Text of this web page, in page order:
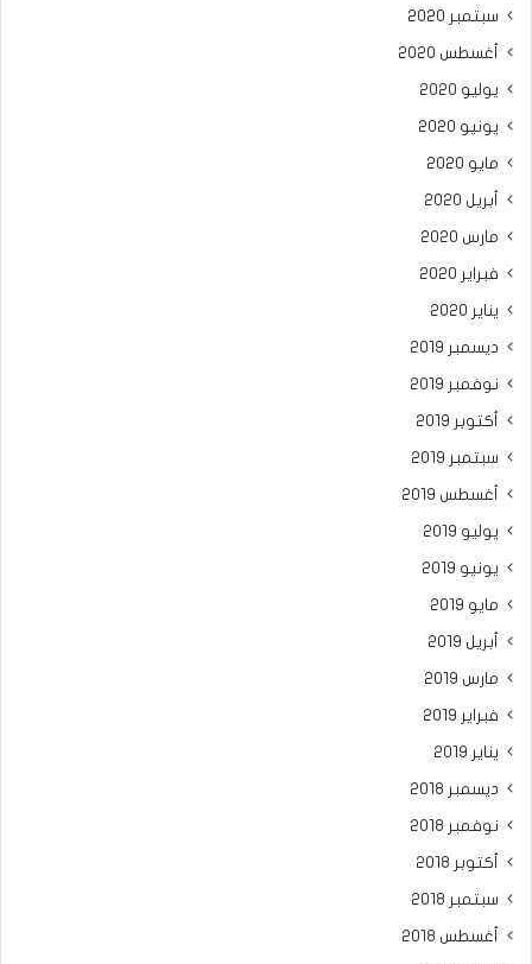
سبتمبر 2020
أغسطس 2020
يوليو 2020
يونيو 2020
مايو 2020
أبريل 2020
مارس 2020
فبراير 2020
يناير 2020
ديسمبر 2019
نوفمبر 2019
أكتوبر 2019
سبتمبر 2019
أغسطس 2019
يوليو 2019
يونيو 2019
مايو 2019
أبريل 2019
مارس 2019
فبراير 2019
يناير 2019
ديسمبر 2018
نوفمبر 2018
أكتوبر 2018
سبتمبر 2018
أغسطس 2018